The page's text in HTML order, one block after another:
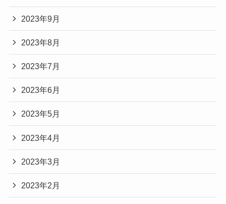
2023年9月
2023年8月
2023年7月
2023年6月
2023年5月
2023年4月
2023年3月
2023年2月